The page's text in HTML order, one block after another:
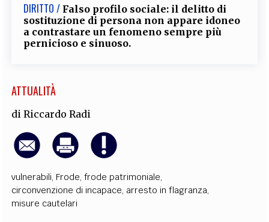
DIRITTO / Falso profilo sociale: il delitto di
sostituzione di persona non appare idoneo
a contrastare un fenomeno sempre più
pernicioso e sinuoso.
ATTUALITÀ
diRiccardo Radi
vulnerabili, Frode,frode patrimoniale,
circonvenzione di incapace, arresto in flagranza,
misure cautelari